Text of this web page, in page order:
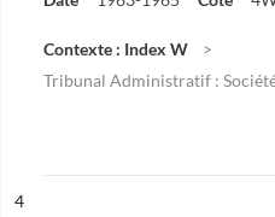
Contexte : Index W
Tribunal Administratif :
n°
4